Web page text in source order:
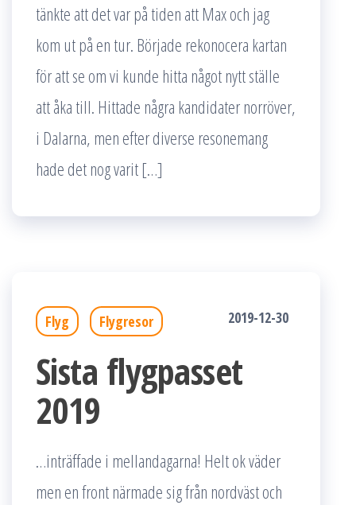
tänkte att det var på tiden att Max och jag
kom ut på en tur. Började rekonocera kartan
för att se om vi kunde hitta något nytt ställe
att åka till. Hittade några kandidater norröver,
i Dalarna, men efter diverse resonemang
hade det nog varit […]
Flyg Flygresor 2019-12-30
Sista flygpasset
2019
…inträffade i mellandagarna! Helt ok väder
men en front närmade sig från nordväst och